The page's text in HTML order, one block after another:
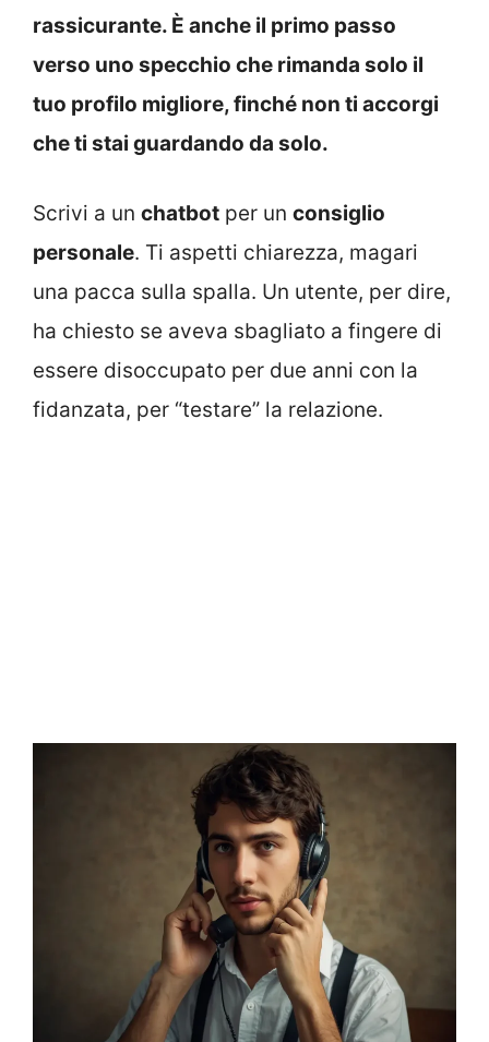
rassicurante. È anche il primo passo
verso uno specchio che rimanda solo il
tuo profilo migliore, finché non ti accorgi
che ti stai guardando da solo.
Scrivi a un chatbot per un consiglio
personale. Ti aspetti chiarezza, magari
una pacca sulla spalla. Un utente, per dire,
ha chiesto se aveva sbagliato a fingere di
essere disoccupato per due anni con la
fidanzata, per “testare” la relazione.